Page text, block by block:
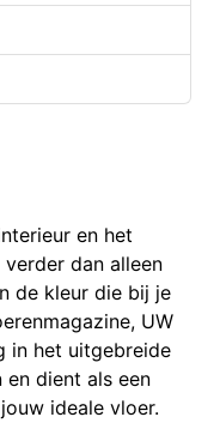
en het
dan alleen
de kleur die bij je
UW
in het uitgebreide
dient als een
ideale vloer.